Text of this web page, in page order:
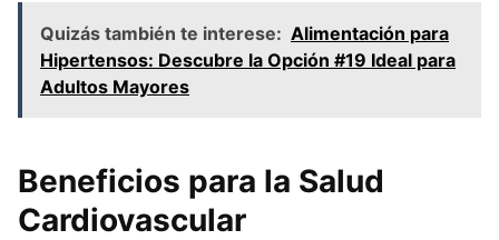
Quizás también te interese: Alimentación para
Hipertensos: Descubre la Opción #19 Ideal para
Adultos Mayores
Beneficios para la Salud
Cardiovascular